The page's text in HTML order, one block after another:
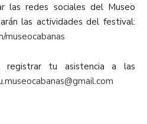
las redes sociales del Museo
las actividades del festival:
registrar tu asistencia a las